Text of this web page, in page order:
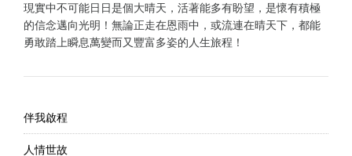
現實中不可能日日是個大晴天，活著能多有盼望，是懷有積極
的信念邁向光明！無論正走在恩雨中，或流連在晴天下，都能
勇敢踏上瞬息萬變而又豐富多姿的人生旅程！
伴我啟程
人情世故